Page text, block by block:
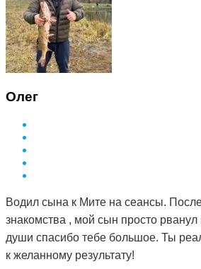
Олег
Водил сына к Мите на сеансы.
знакомства , мой сын просто
души спасибо тебе большое. Ты
к желанному результату!